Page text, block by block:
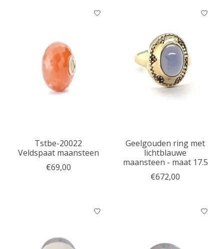
Tstbe-20022
Veldspaat maansteen
€69,00
Geelgouden ring met
lichtblauwe
maansteen - maat 17.5
€672,00